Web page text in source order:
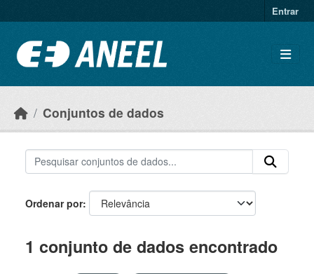
Entrar
Conjuntos de dados
Ordenar por
1 conjunto de dados encontrado